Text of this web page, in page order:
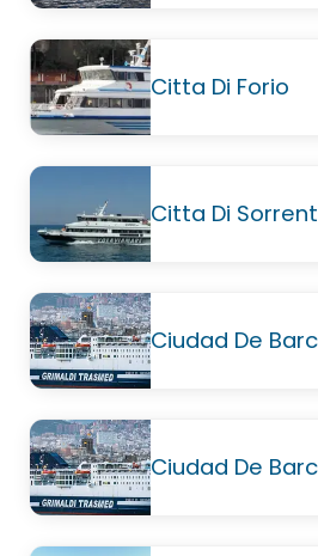
Citta Di Forio
Citta Di
Ciudad De
Ciudad De